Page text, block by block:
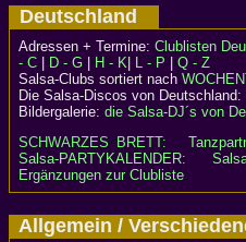
Deutschland
Adressen + Termine: Clublisten
- C
D - G H - K L - P
Q - Z
Salsa-Clubs sortiert nach
Die Salsa-Discos von Deutschland:
Bildergalerie: die Salsa-DJ´s von
SCHWARZES BRETT:
Salsa-PARTYKALENDER:
Ergänzungen zur Clubliste
Allgemein /